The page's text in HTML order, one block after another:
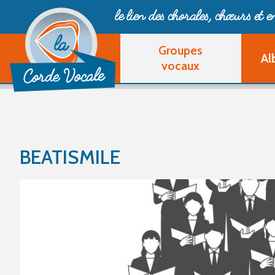
le lien des chorales, chœurset
Groupes
vocaux
BEATISMILE